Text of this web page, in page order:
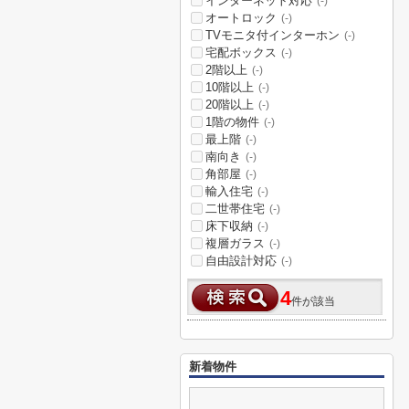
オートロック (-)
TVモニタ付インターホン (-)
宅配ボックス (-)
2階以上 (-)
10階以上 (-)
20階以上 (-)
1階の物件 (-)
最上階 (-)
南向き (-)
角部屋 (-)
輸入住宅 (-)
二世帯住宅 (-)
床下収納 (-)
複層ガラス (-)
自由設計対応 (-)
4件が該当
新着物件